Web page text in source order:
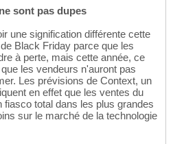
sont pas dupes
une signification différente cette
Black Friday parce que les
à perte, mais cette année, ce
les vendeurs n'auront pas
Les prévisions de Context, un
en effet que les ventes du
total dans les plus grandes
sur le marché de la technologie